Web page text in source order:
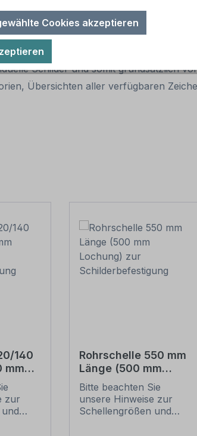
Schilder und somit grundsätzlich
Übersichten aller verfügbaren
140
mm
zur
Rohrschelle 550 mm
Länge (500 mm
Lochung) zur
Schilderbefestigung
Bitte beachten Sie
unsere Hinweise zur
Schellengrößen und
Cookies akzeptieren